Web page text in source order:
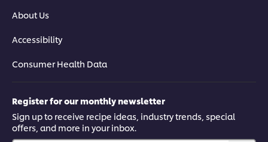
About Us
Accessibility
Consumer Health Data
Register for our monthly newsletter
Sign up to receive recipe ideas, industry trends, special
offers, and more in your inbox.